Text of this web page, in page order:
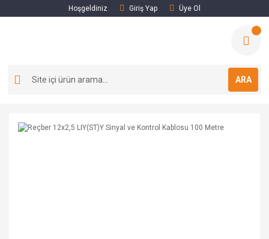
Hoşgeldiniz Giriş Yap Üye Ol
ARA